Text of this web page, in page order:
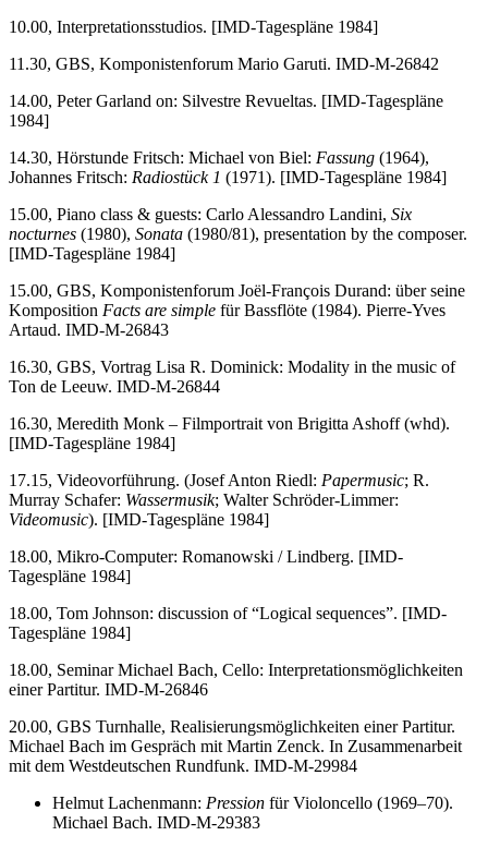
10.00, Interpretationsstudios. [IMD-Tagespläne 1984]
11.30, GBS, Komponistenforum Mario Garuti. IMD-M-26842
14.00, Peter Garland on: Silvestre Revueltas. [IMD-Tagespläne
1984]
14.30, Hörstunde Fritsch: Michael von Biel: Fassung (1964),
Johannes Fritsch: Radiostück 1 (1971). [IMD-Tagespläne 1984]
15.00, Piano class & guests: Carlo Alessandro Landini, Six
nocturnes (1980), Sonata (1980/81), presentation by the composer.
[IMD-Tagespläne 1984]
15.00, GBS, Komponistenforum Joël-François Durand: über seine
Komposition Facts are simple für Bassflöte (1984). Pierre-Yves
Artaud. IMD-M-26843
16.30, GBS, Vortrag Lisa R. Dominick: Modality in the music of
Ton de Leeuw. IMD-M-26844
16.30, Meredith Monk – Filmportrait von Brigitta Ashoff (whd).
[IMD-Tagespläne 1984]
17.15, Videovorführung. (Josef Anton Riedl: Papermusic; R.
Murray Schafer: Wassermusik; Walter Schröder-Limmer:
Videomusic). [IMD-Tagespläne 1984]
18.00, Mikro-Computer: Romanowski / Lindberg. [IMD-
Tagespläne 1984]
18.00, Tom Johnson: discussion of “Logical sequences”. [IMD-
Tagespläne 1984]
18.00, Seminar Michael Bach, Cello: Interpretationsmöglichkeiten
einer Partitur. IMD-M-26846
20.00, GBS Turnhalle, Realisierungsmöglichkeiten einer Partitur.
Michael Bach im Gespräch mit Martin Zenck. In Zusammenarbeit
mit dem Westdeutschen Rundfunk. IMD-M-29984
Helmut Lachenmann: Pression für Violoncello (1969–70).
Michael Bach. IMD-M-29383